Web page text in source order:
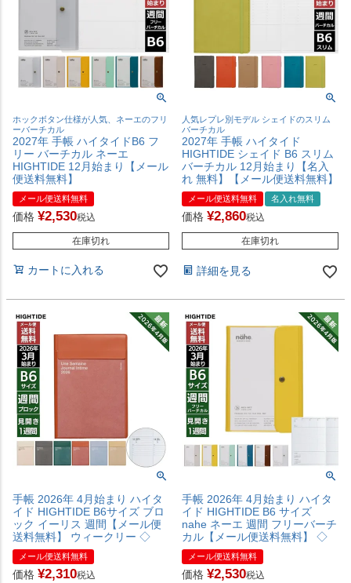
ホックボタン仕様が人気、ネーエのフリ
ーバーチカル
2027年 手帳 ハイタイドB6 フ
リー バーチカル ネーエ
HIGHTIDE 12月始まり【メール
便送料無料】
メール便送料無料
価格 ¥2,530税込
在庫切れ
カートに入れる
人気レプレ別モデル シェイドのスリム
バーチカル
2027年 手帳 ハイタイド
HIGHTIDE シェイド B6 スリム
バーチカル 12月始まり【名入
れ 無料】【メール便送料無料】
メール便送料無料 名入れ無料
価格 ¥2,860税込
在庫切れ
詳細を見る
手帳 2026年 4月始まり ハイタ
イド HIGHTIDE B6サイズ ブロ
ック イーリス 週間【メール便
送料無料】 ウィークリー ◇
メール便送料無料
価格 ¥2,310税込
手帳 2026年 4月始まり ハイタ
イド HIGHTIDE B6 サイズ
nahe ネーエ 週間 フリーバーチ
カル【メール便送料無料】 ◇
メール便送料無料
価格 ¥2,530税込